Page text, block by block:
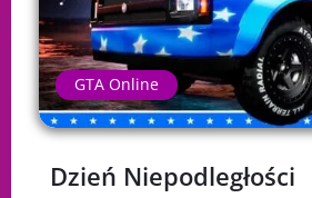
GTA Online
Dzień Niepodległości